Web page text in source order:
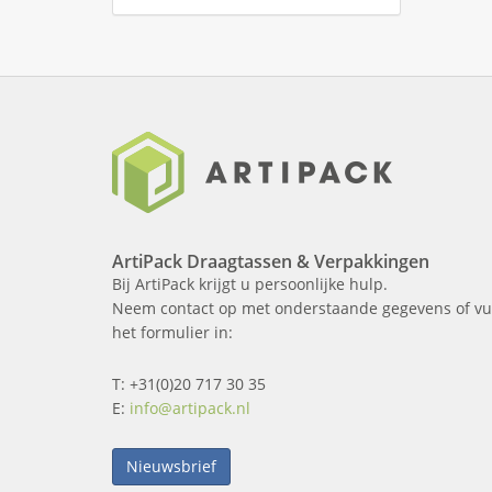
ArtiPack Draagtassen & Verpakkingen
Bij ArtiPack krijgt u persoonlijke hulp.
Neem contact op met onderstaande gegevens of
het formulier in:
T: +31(0)20 717 30 35
E: info@artipack.nl
Nieuwsbrief